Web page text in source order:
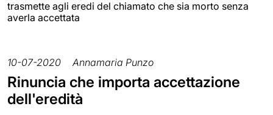
trasmette agli eredi del chiamato che sia morto senza
averla accettata
10-07-2020 Annamaria Punzo
Rinuncia che importa accettazione
dell'eredità